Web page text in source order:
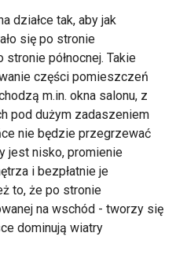
działce tak, aby jak
się po stronie
stronie północnej. Takie
części pomieszczeń
m.in. okna salonu, z
pod dużym zadaszeniem
nie będzie przegrzewać
jest nisko, promienie
i bezpłatnie je
to, że po stronie
na wschód - tworzy się
dominują wiatry